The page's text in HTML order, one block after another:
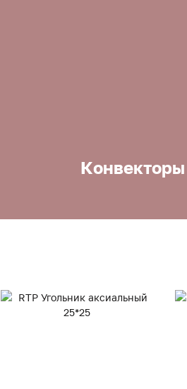
Конвекторы